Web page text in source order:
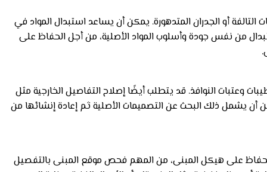
أو الجدران المتدهورة. يمكن أن يساعد استبدال المواد في
من نفس جودة وأسلوب المواد الأصلية، من أجل الحفاظ على
وعتبات النوافذ. قد يتطلب أيضًا إصلاح التفاصيل الخارجية مثل
أن يشمل ذلك البحث عن التصميمات الأصلية ثم إعادة إنشائها من
الحفاظ على هيكل المبنى، من المهم فحص موقع المبنى بالتفصيل